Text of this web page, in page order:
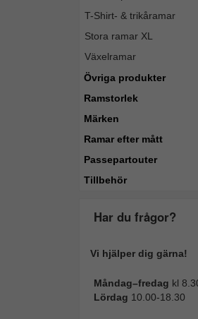
T-Shirt- & trikåramar
Stora ramar XL
Växelramar
Övriga produkter
Ramstorlek
Märken
Ramar efter mått
Passepartouter
Tillbehör
Har du frågor?
Vi hjälper dig gärna!
Måndag–fredag kl
Lördag 10.00-18.30